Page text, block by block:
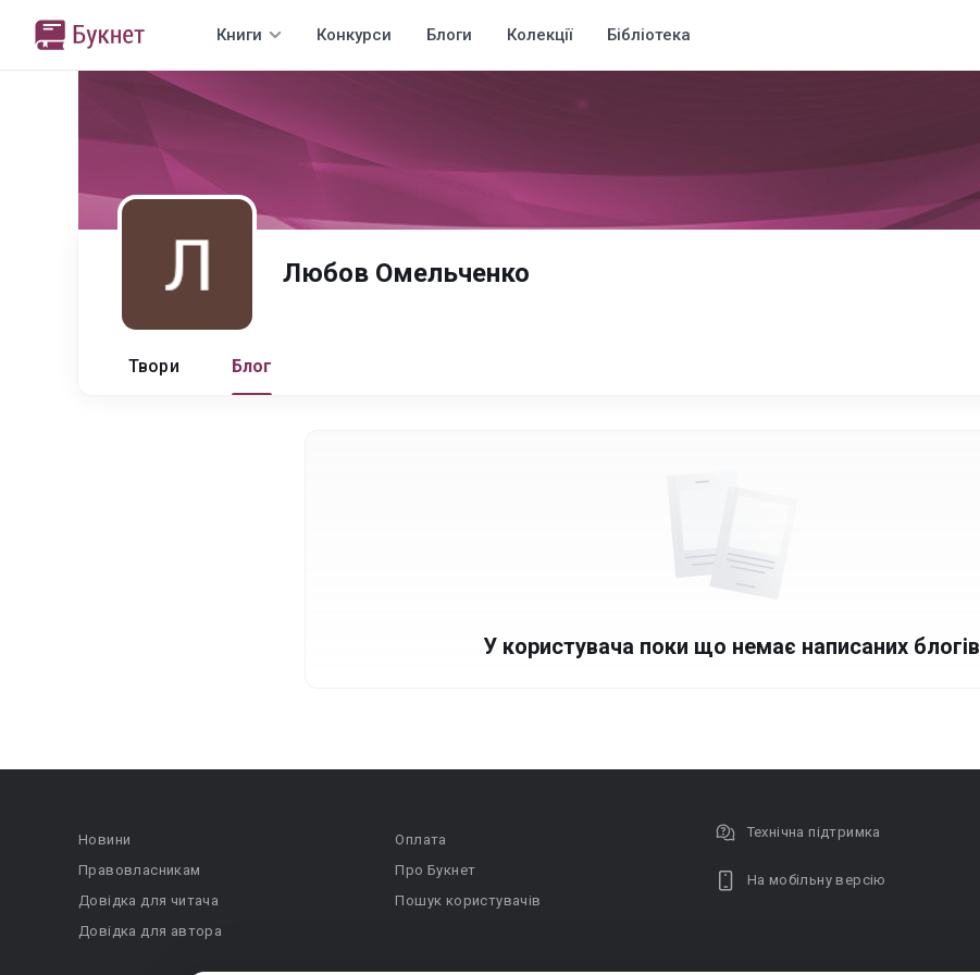
Книги Конкурси Блоги Колекції Бібліотека
Любов Омельченко
Твори Блог
У користувача поки що немає написаних блогів
Новини
Правовласникам
Довідка для читача
Довідка для автора
Оплата
Про Букнет
Пошук користувачів
Технічна підтримка
На мобільну версію